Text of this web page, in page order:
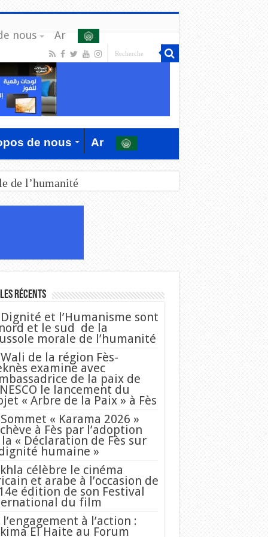
nous Ar
de nous Ar
de l’humanité
Récents
Dignité et l’Humanisme sont
et le sud de la
morale de l’humanité
Wali de la région Fès-
examine avec
de la paix de
le lancement du
« Arbre de la Paix » à Fès
« Karama 2026 »
à Fès par l’adoption
« Déclaration de Fès sur
humaine »
célèbre le cinéma
et arabe à l’occasion de
édition de son Festival
du film
l’engagement à l’action :
El Haite au Forum